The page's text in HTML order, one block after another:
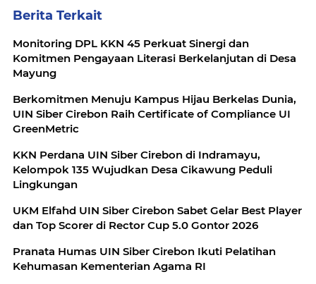
Berita Terkait
Monitoring DPL KKN 45 Perkuat Sinergi dan
Komitmen Pengayaan Literasi Berkelanjutan di Desa
Mayung
Berkomitmen Menuju Kampus Hijau Berkelas Dunia,
UIN Siber Cirebon Raih Certificate of Compliance UI
GreenMetric
KKN Perdana UIN Siber Cirebon di Indramayu,
Kelompok 135 Wujudkan Desa Cikawung Peduli
Lingkungan
UKM Elfahd UIN Siber Cirebon Sabet Gelar Best Player
dan Top Scorer di Rector Cup 5.0 Gontor 2026
Pranata Humas UIN Siber Cirebon Ikuti Pelatihan
Kehumasan Kementerian Agama RI